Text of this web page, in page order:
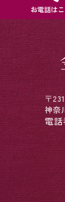
お電話は
〒
神奈
電